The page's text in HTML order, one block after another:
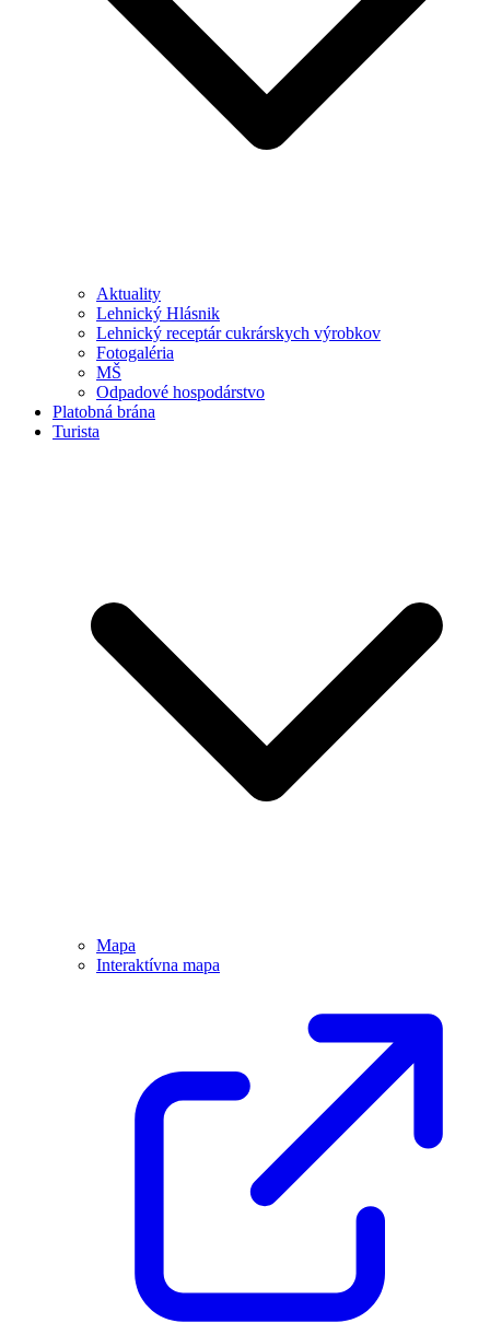
Aktuality
Lehnický Hlásnik
Lehnický receptár cukrárskych výrobkov
Fotogaléria
MŠ
Odpadové hospodárstvo
Platobná brána
Turista
Mapa
Interaktívna mapa